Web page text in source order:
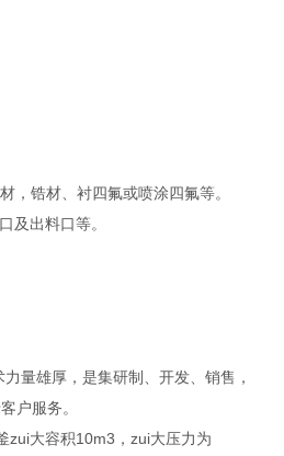
锆材、衬四氟或喷涂四氟等。
及出料口等。
量雄厚，是集研制、开发、销售，
户服务。
zui大容积10m3，zui大压力为